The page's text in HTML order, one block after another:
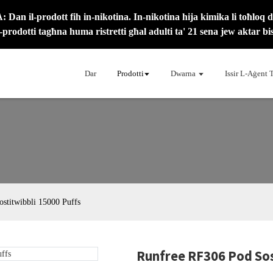
Dan il-prodott fih in-nikotina. In-nikotina hija kimika li toħloq
tagħna huma ristretti għal adulti ta' 21 sena jew aktar
Dar Prodotti Dwarna Issir L-Aġent
15000 Puffs
Runfree RF306 Pod